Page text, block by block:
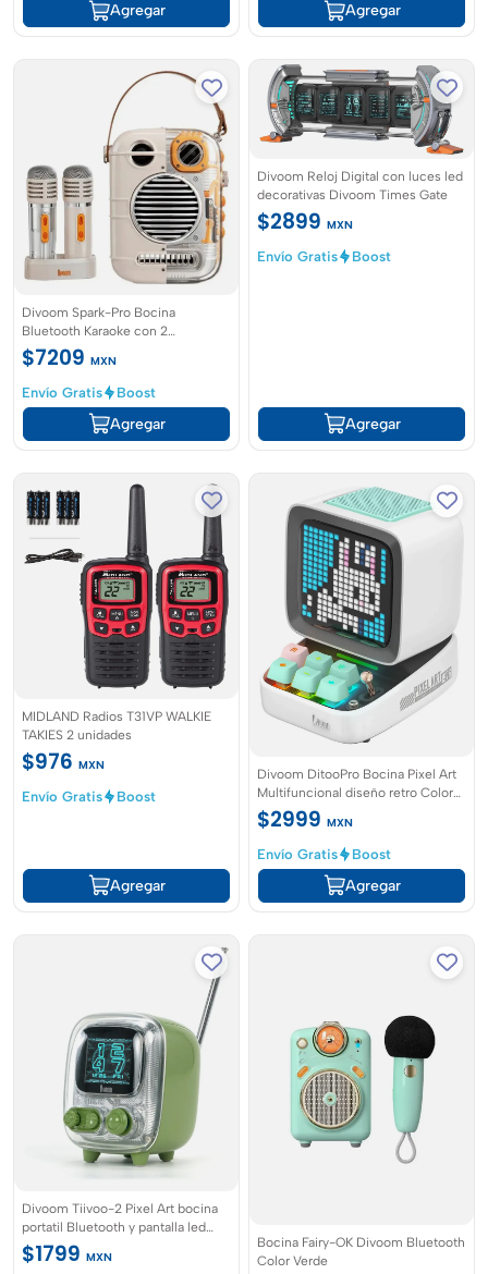
Agregar Agregar
Divoom Spark-Pro Bocina
Bluetooth Karaoke con 2
Micrófonos Inalámbricos
$7209 MXN
Envío Gratis
Boost
Agregar
Divoom Reloj Digital con luces led
decorativas Divoom Times Gate
$2899 MXN
Envío Gratis
Boost
Agregar
MIDLAND Radios T31VP WALKIE
TAKIES 2 unidades
$976 MXN
Envío Gratis
Boost
Agregar
Divoom DitooPro Bocina Pixel Art
Multifuncional diseño retro Color
Blanco
$2999 MXN
Envío Gratis
Boost
Agregar
Divoom Tiivoo-2 Pixel Art bocina
portatil Bluetooth y pantalla led
Color Verde
$1799 MXN
Bocina Fairy-OK Divoom Bluetooth
Color Verde